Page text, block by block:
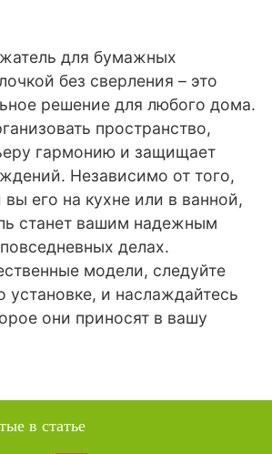
для бумажных
без сверления – это
решение для любого дома.
пространство,
гармонию и защищает
Независимо от того,
вы его на кухне или в ванной,
станет вашим надежным
делах.
модели, следуйте
установке, и наслаждайтесь
они приносят в вашу
в статье